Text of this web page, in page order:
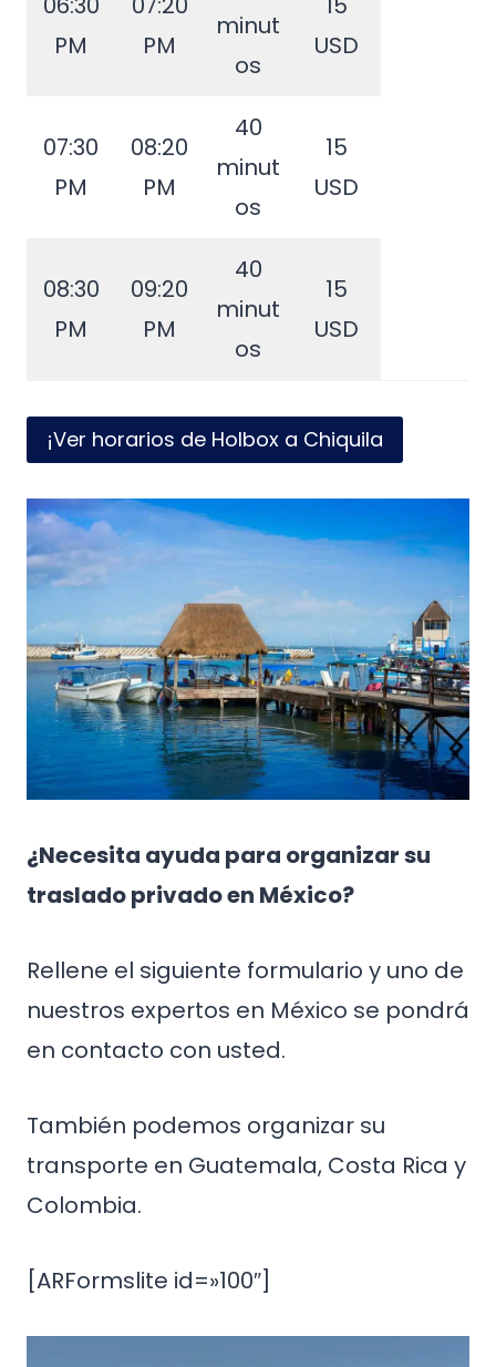
PM
PM
minut
os
USD
07:30
PM
08:20
PM
40
minut
os
15
USD
08:30
PM
09:20
PM
40
minut
os
15
USD
¡Ver horarios de Holbox a Chiquila
¿Necesita ayuda para organizar su
traslado privado en México?
Rellene el siguiente formulario y uno de
nuestros expertos en México se pondrá
en contacto con usted.
También podemos organizar su
transporte en Guatemala, Costa Rica y
Colombia.
[ARFormslite id=»100″]